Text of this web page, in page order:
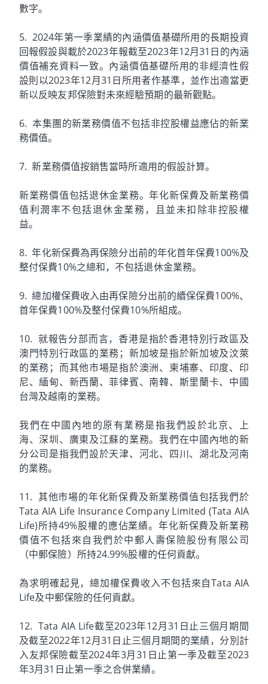
數字。
5. 2024年第一季業績的內涵價值基礎所用的長期投資
回報假設與載於2023年報截至2023年12月31日的內涵
價值補充資料一致。內涵價值基礎所用的非經濟性假
設則以2023年12月31日所用者作基準，並作出適當更
新以反映友邦保險對未來經驗預期的最新觀點。
6. 本集團的新業務價值不包括非控股權益應佔的新業
務價值。
7. 新業務價值按銷售當時所適用的假設計算。
新業務價值包括退休金業務。年化新保費及新業務價
值利潤率不包括退休金業務，且並未扣除非控股權
益。
8. 年化新保費為再保險分出前的年化首年保費100%及
整付保費10%之總和，不包括退休金業務。
9. 總加權保費收入由再保險分出前的續保保費100%、
首年保費100%及整付保費10%所組成。
10. 就報告分部而言，香港是指於香港特別行政區及
澳門特別行政區的業務；新加坡是指於新加坡及汶萊
的業務；而其他市場是指於澳洲、柬埔寨、印度、印
尼、緬甸、新西蘭、菲律賓、南韓、斯里蘭卡、中國
台灣及越南的業務。
我們在中國內地的原有業務是指我們設於北京、上
海、深圳、廣東及江蘇的業務。我們在中國內地的新
分公司是指我們設於天津、河北、四川、湖北及河南
的業務。
11. 其他市場的年化新保費及新業務價值包括我們於
Tata AIA Life Insurance Company Limited (Tata AIA
Life)所持49%股權的應佔業績。年化新保費及新業務
價值不包括來自我們於中郵人壽保險股份有限公司
（中郵保險）所持24.99%股權的任何貢獻。
為求明確起見，總加權保費收入不包括來自Tata AIA
Life及中郵保險的任何貢獻。
12. Tata AIA Life截至2023年12月31日止三個月期間
及截至2022年12月31日止三個月期間的業績，分別計
入友邦保險截至2024年3月31日止第一季及截至2023
年3月31日止第一季之合併業績。